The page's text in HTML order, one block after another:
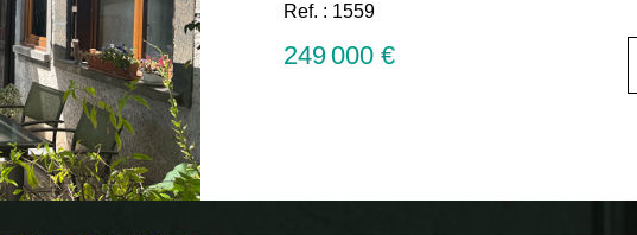
électriques + poêle à bois Menuiseries
volets bois Jardin env.400m² avec accès
www.ostiaimmobilier.fr Les informations sur les risques
Ref. : 1559
249 000 €